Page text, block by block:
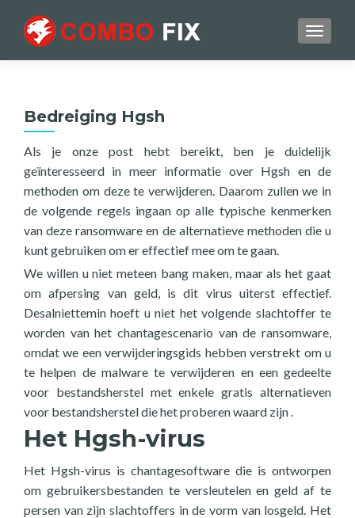
Bedreiging Hgsh
Als je onze post hebt bereikt, ben je duidelijk
geïnteresseerd in meer informatie over Hgsh en de
methoden om deze te verwijderen. Daarom zullen we in
de volgende regels ingaan op alle typische kenmerken
van deze ransomware en de alternatieve methoden die u
kunt gebruiken om er effectief mee om te gaan.
We willen u niet meteen bang maken, maar als het gaat
om afpersing van geld, is dit virus uiterst effectief.
Desalniettemin hoeft u niet het volgende slachtoffer te
worden van het chantagescenario van de ransomware,
omdat we een verwijderingsgids hebben verstrekt om u
te helpen de malware te verwijderen en een gedeelte
voor bestandsherstel met enkele gratis alternatieven
voor bestandsherstel die het proberen waard zijn .
Het Hgsh-virus
Het Hgsh-virus is chantagesoftware die is ontworpen
om gebruikersbestanden te versleutelen en geld af te
persen van zijn slachtoffers in de vorm van losgeld. Het